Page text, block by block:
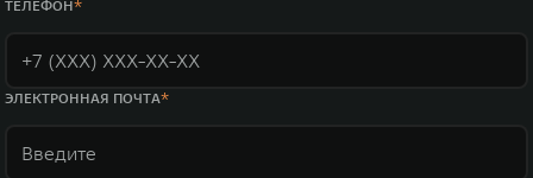
ТЕЛЕФОН
ЭЛЕКТРОННАЯ ПОЧТА